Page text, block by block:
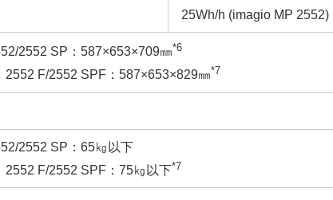
25Wh/h (imagio MP 2552)
2552 SP：587×653×709㎜*6
F/2552 SPF：587×653×829㎜*7
2552 SP：65㎏以下
2552 F/2552 SPF：75㎏以下*7